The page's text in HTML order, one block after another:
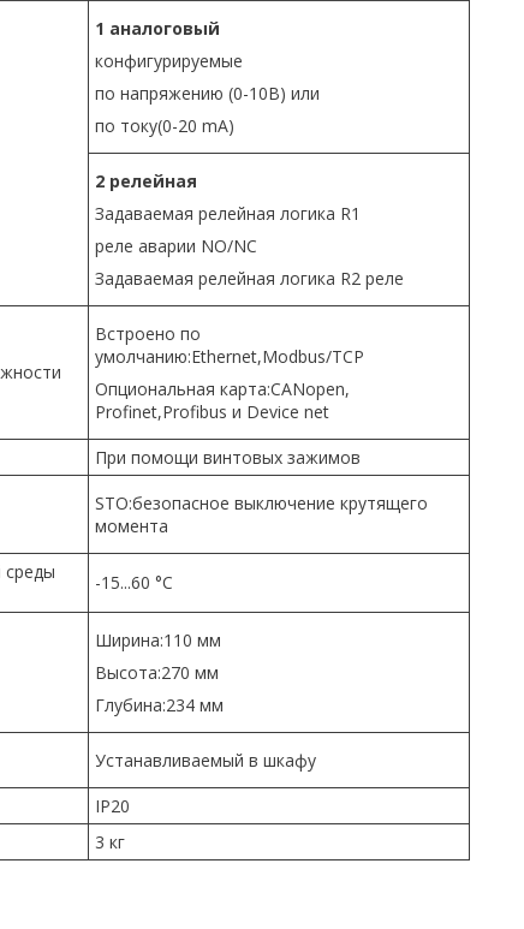
1 аналоговый
конфигурируемые
по напряжению (0-10B) или
по току(0-20 mA)
2 релейная
Задаваемая релейная логика R1
реле аварии NO/NC
Задаваемая релейная логика R2 реле
Встроено по
умолчанию:Ethernet,Modbus/TCP
Опциональная карта:CANopen,
Profinet,Profibus и Device net
При помощи винтовых зажимов
STO:безопасное выключение крутящего
момента
-15...60 °C
Ширина:110 мм
Высота:270 мм
Глубина:234 мм
Устанавливаемый в шкафу
IP20
3 кг